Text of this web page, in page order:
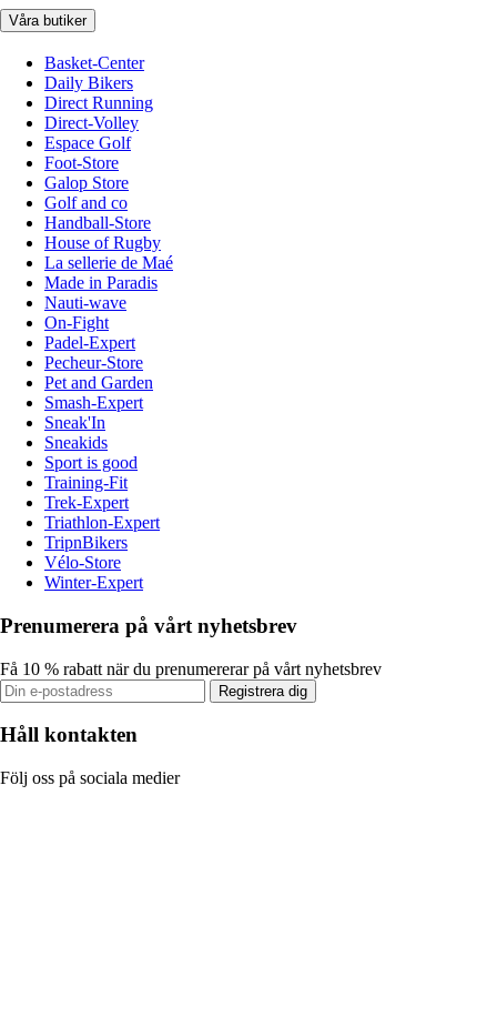
Våra butiker
Basket-Center
Daily Bikers
Direct Running
Direct-Volley
Espace Golf
Foot-Store
Galop Store
Golf and co
Handball-Store
House of Rugby
La sellerie de Maé
Made in Paradis
Nauti-wave
On-Fight
Padel-Expert
Pecheur-Store
Pet and Garden
Smash-Expert
Sneak'In
Sneakids
Sport is good
Training-Fit
Trek-Expert
Triathlon-Expert
TripnBikers
Vélo-Store
Winter-Expert
Prenumerera på vårt nyhetsbrev
Få 10 % rabatt när du prenumererar på vårt nyhetsbrev
Registrera dig
Håll kontakten
Följ oss på sociala medier